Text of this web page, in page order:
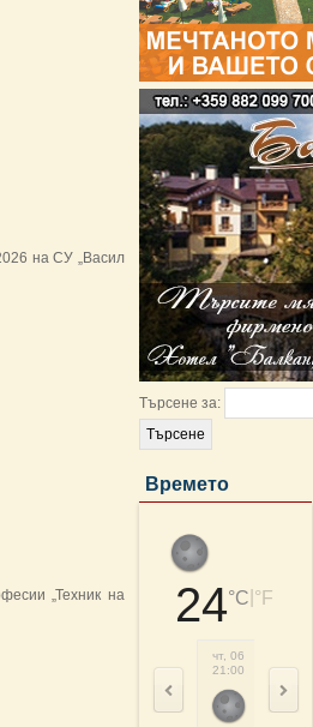
Търсене за:
Времето
24°C °F
чт, 06
21:00
00:00
на СУ „Васил
„Техник на